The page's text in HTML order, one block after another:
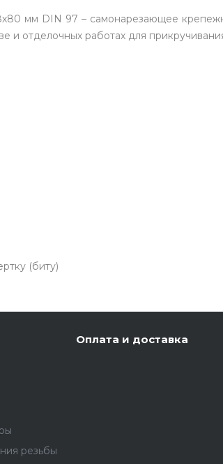
мм DIN 97 – самонарезающее
и отделочных работах для
(биту)
резьбы
Оплата и доставка